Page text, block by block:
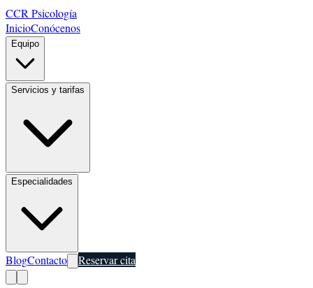
CCR Psicología
InicioConócenos
Equipo
Servicios y tarifas
Especialidades
BlogContacto Reservar cita